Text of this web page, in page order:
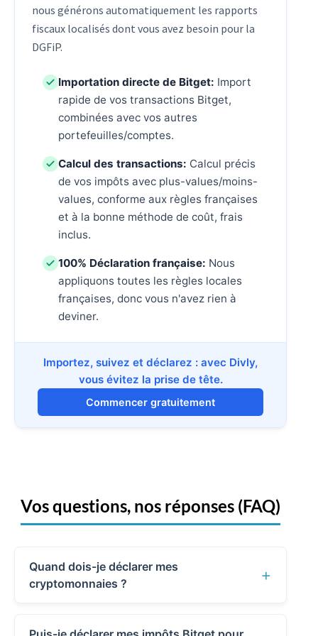
nous générons automatiquement les rapports
fiscaux localisés dont vous avez besoin pour la
DGFiP.
Importation directe de Bitget: Import
rapide de vos transactions Bitget,
combinées avec vos autres
portefeuilles/comptes.
Calcul des transactions: Calcul précis
de vos impôts avec plus-values/moins-
values, conforme aux règles françaises
et à la bonne méthode de coût, frais
inclus.
100% Déclaration française: Nous
appliquons toutes les règles locales
françaises, donc vous n'avez rien à
deviner.
Importez, suivez et déclarez : avec Divly,
vous évitez la prise de tête.
Commencer gratuitement
Vos questions, nos réponses (FAQ)
Quand dois-je déclarer mes
cryptomonnaies ?
+